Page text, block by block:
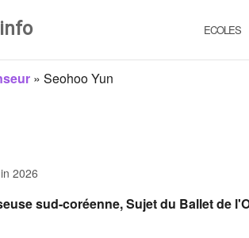
ECOLES
» Seohoo Yun
2026
sud-coréenne, Sujet du Ballet de